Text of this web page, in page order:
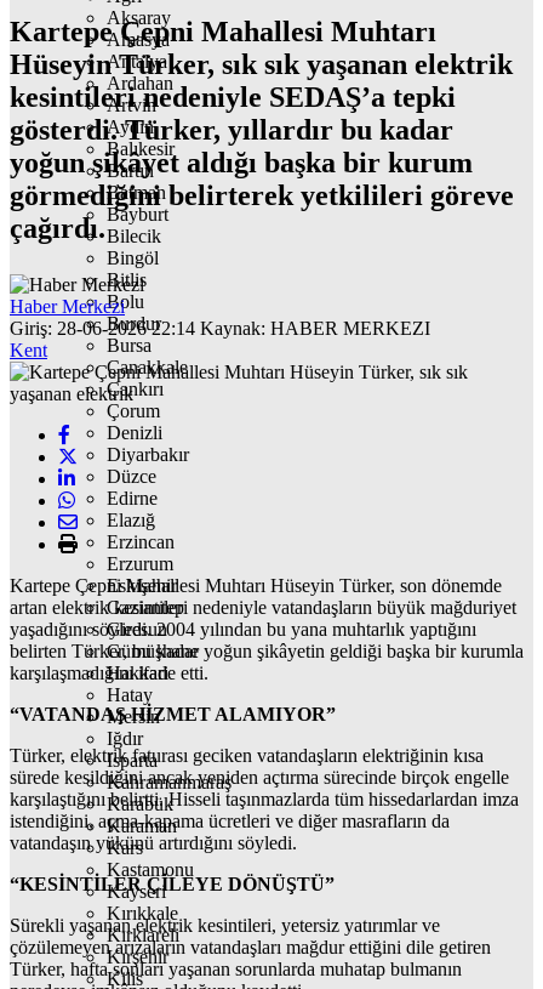
Aksaray
Amasya
Antalya
Ardahan
Artvin
Aydın
Balıkesir
Bartın
Batman
Bayburt
Bilecik
Bingöl
Bitlis
Bolu
Burdur
Bursa
Çanakkale
Çankırı
Çorum
Denizli
Diyarbakır
Düzce
Edirne
Elazığ
Erzincan
Erzurum
Eskişehir
Gaziantep
Giresun
Gümüşhane
Hakkari
Hatay
Mersin
Iğdır
Isparta
Kahramanmaraş
Karabük
Karaman
Kars
Kastamonu
Kayseri
Kırıkkale
Kırklareli
Kırşehir
Kilis
Kartepe Çepni Mahallesi Muhtarı
Hüseyin Türker, sık sık yaşanan elektrik
kesintileri nedeniyle SEDAŞ’a tepki
gösterdi. Türker, yıllardır bu kadar
yoğun şikâyet aldığı başka bir kurum
görmediğini belirterek yetkilileri göreve
çağırdı.
Haber Merkezi
Giriş: 28-06-2026 22:14 Kaynak: HABER MERKEZI
Kent
Kartepe Çepni Mahallesi Muhtarı Hüseyin Türker, son dönemde
artan elektrik kesintileri nedeniyle vatandaşların büyük mağduriyet
yaşadığını söyledi. 2004 yılından bu yana muhtarlık yaptığını
belirten Türker, bu kadar yoğun şikâyetin geldiği başka bir kurumla
karşılaşmadığını ifade etti.
“VATANDAŞ HİZMET ALAMIYOR”
Türker, elektrik faturası geciken vatandaşların elektriğinin kısa
sürede kesildiğini ancak yeniden açtırma sürecinde birçok engelle
karşılaştığını belirtti. Hisseli taşınmazlarda tüm hissedarlardan imza
istendiğini, açma-kapama ücretleri ve diğer masrafların da
vatandaşın yükünü artırdığını söyledi.
“KESİNTİLER ÇİLEYE DÖNÜŞTÜ”
Sürekli yaşanan elektrik kesintileri, yetersiz yatırımlar ve
çözülemeyen arızaların vatandaşları mağdur ettiğini dile getiren
Türker, hafta sonları yaşanan sorunlarda muhatap bulmanın